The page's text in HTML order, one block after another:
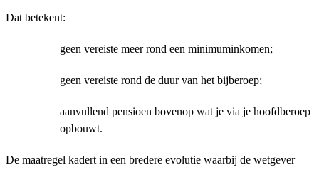
Dat betekent:
geen vereiste meer rond een minimuminkomen;
geen vereiste rond de duur van het bijberoep;
aanvullend pensioen bovenop wat je via je hoofdberoep
opbouwt.
De maatregel kadert in een bredere evolutie waarbij de wetgever